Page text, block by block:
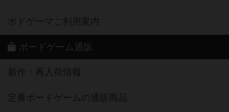
ボドゲーマご利用案内
ボードゲーム通販
新作・再入荷情報
定番ボードゲームの通販商品